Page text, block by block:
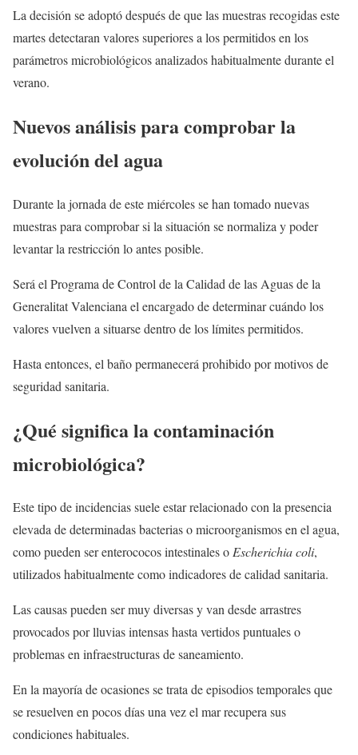
La decisión se adoptó después de que las muestras recogidas este
martes detectaran valores superiores a los permitidos en los
parámetros microbiológicos analizados habitualmente durante el
verano.
Nuevos análisis para comprobar la
evolución del agua
Durante la jornada de este miércoles se han tomado nuevas
muestras para comprobar si la situación se normaliza y poder
levantar la restricción lo antes posible.
Será el Programa de Control de la Calidad de las Aguas de la
Generalitat Valenciana el encargado de determinar cuándo los
valores vuelven a situarse dentro de los límites permitidos.
Hasta entonces, el baño permanecerá prohibido por motivos de
seguridad sanitaria.
¿Qué significa la contaminación
microbiológica?
Este tipo de incidencias suele estar relacionado con la presencia
elevada de determinadas bacterias o microorganismos en el agua,
como pueden ser enterococos intestinales oEscherichia coli,
utilizados habitualmente como indicadores de calidad sanitaria.
Las causas pueden ser muy diversas y van desde arrastres
provocados por lluvias intensas hasta vertidos puntuales o
problemas en infraestructuras de saneamiento.
En la mayoría de ocasiones se trata de episodios temporales que
se resuelven en pocos días una vez el mar recupera sus
condiciones habituales.